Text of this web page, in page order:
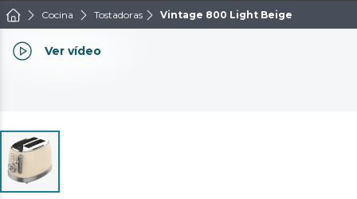
Cocina Tostadoras Vintage 800 Light Beige
Ver vídeo